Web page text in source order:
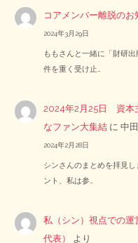
コアメンバー離脱のお
2024年3月29日
ももさんと一緒に「財研
件を重く受け止…
2024年2月25日 資本
なファン大集結 に中
2024年2月28日
シンさんのまとめを拝見
ント、私は参…
私（シン）視点での運
代表）
より